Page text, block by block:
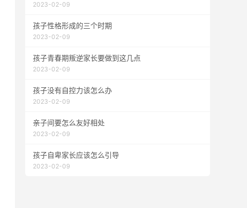
2023-02-09
孩子性格形成的三个时期
2023-02-09
孩子青春期叛逆家长要做到这几点
2023-02-09
孩子没有自控力该怎么办
2023-02-09
亲子间要怎么友好相处
2023-02-09
孩子自卑家长应该怎么引导
2023-02-09